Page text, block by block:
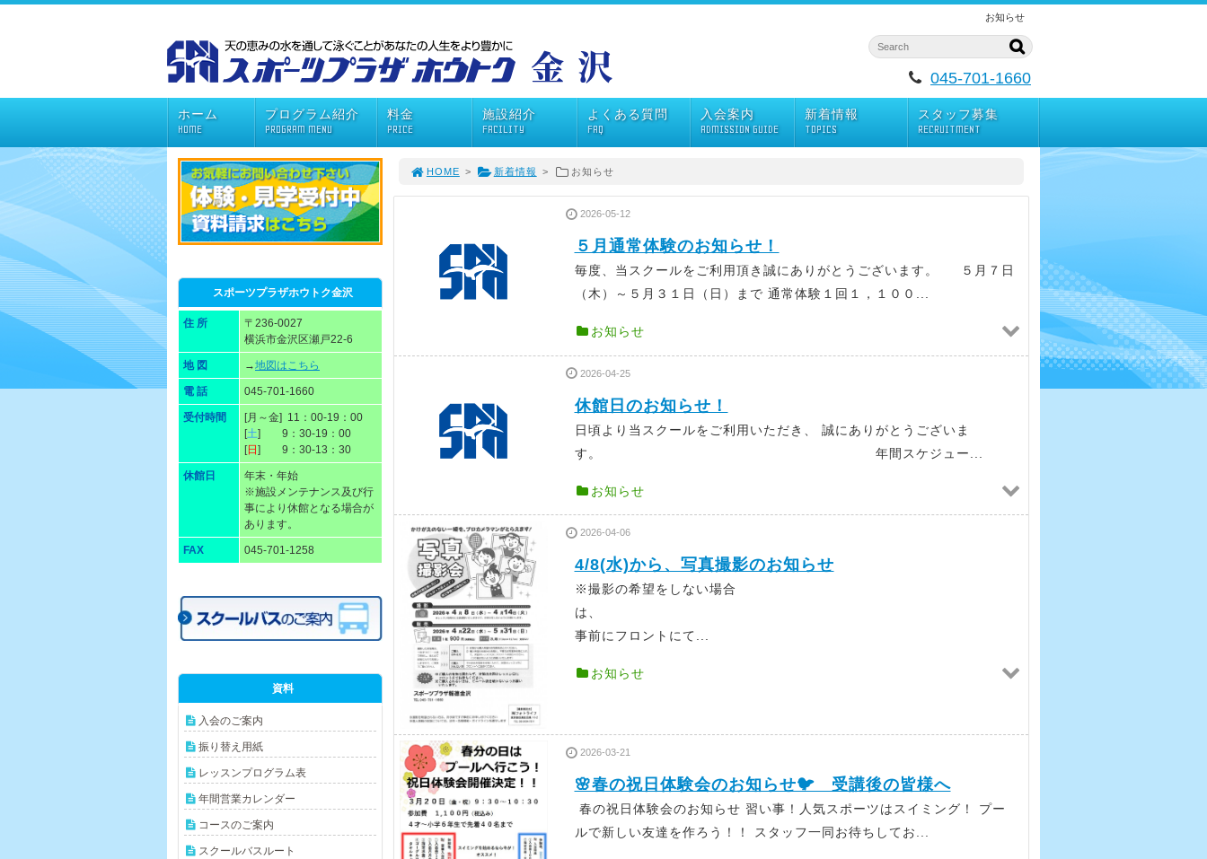
お知らせ
045-701-1660
ホーム
HOME
プログラム紹介
PROGRAM MENU
料金
PRICE
施設紹介
FACILITY
よくある質問
FAQ
入会案内
ADMISSION GUIDE
新着情報
TOPICS
スタッフ募集
RECRUITMENT
HOME > 新着情報 > お知らせ
2026-05-12
５月通常体験のお知らせ！
毎度、当スクールをご利用頂き誠にありがとうございます。 ５月７日
（木）～５月３１日（日）まで 通常体験１回１，１００...
お知らせ
2026-04-25
休館日のお知らせ！
日頃より当スクールをご利用いただき、 誠にありがとうございま
す。 年間スケジュー...
お知らせ
2026-04-06
4/8(水)から、写真撮影のお知らせ
※撮影の希望をしない場合
は、
事前にフロントにて...
お知らせ
2026-03-21
🌸春の祝日体験会のお知らせ🐦 受講後の皆様へ
春の祝日体験会のお知らせ 習い事！人気スポーツはスイミング！ プー
ルで新しい友達を作ろう！！ スタッフ一同お待ちしてお...
スポーツプラザホウトク金沢
住 所
〒236-0027
横浜市金沢区瀬戸22-6
地 図 →地図はこちら
電 話 045-701-1660
受付時間
[月～金] 11：00-19：00
[土] 9：30-19：00
[日 ] 9：30-13：30
休館日
年末・年始
※施設メンテナンス及び行
事により休館となる場合が
あります。
FAX 045-701-1258
資料
入会のご案内
振り替え用紙
レッスンプログラム表
年間営業カレンダー
コースのご案内
スクールバスルート